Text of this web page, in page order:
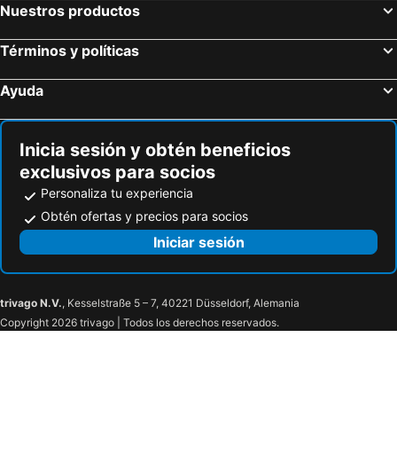
Nuestros productos
Términos y políticas
Ayuda
Inicia sesión y obtén beneficios
exclusivos para socios
Personaliza tu experiencia
Obtén ofertas y precios para socios
Iniciar sesión
trivago N.V., Kesselstraße 5 – 7, 40221 Düsseldorf, Alemania
Copyright 2026 trivago | Todos los derechos reservados.